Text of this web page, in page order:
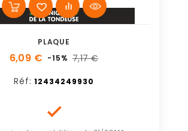
PLAQUE
6,09 € -15% 7,17 €
Réf: 12434249930
